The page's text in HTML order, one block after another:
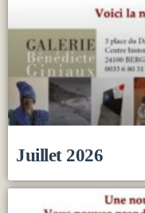
Juillet 2026